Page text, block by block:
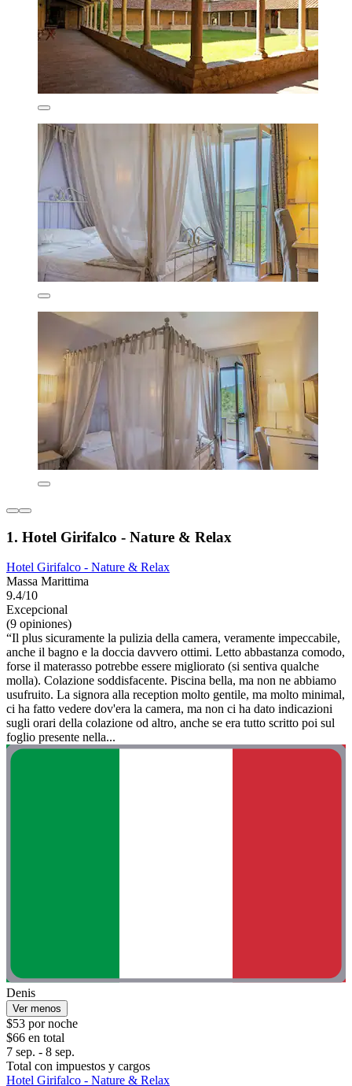
1. Hotel Girifalco - Nature & Relax
Hotel Girifalco - Nature & Relax
Massa Marittima
9.4/10
Excepcional
(9 opiniones)
“Il plus sicuramente la pulizia della camera, veramente impeccabile,
anche il bagno e la doccia davvero ottimi. Letto abbastanza comodo,
forse il materasso potrebbe essere migliorato (si sentiva qualche
molla). Colazione soddisfacente. Piscina bella, ma non ne abbiamo
usufruito. La signora alla reception molto gentile, ma molto minimal,
ci ha fatto vedere dov'era la camera, ma non ci ha dato indicazioni
sugli orari della colazione od altro, anche se era tutto scritto poi sul
foglio presente nella...
Denis
Ver menos
$53 por noche
$66 en total
7 sep. - 8 sep.
Total con impuestos y cargos
Hotel Girifalco - Nature & Relax